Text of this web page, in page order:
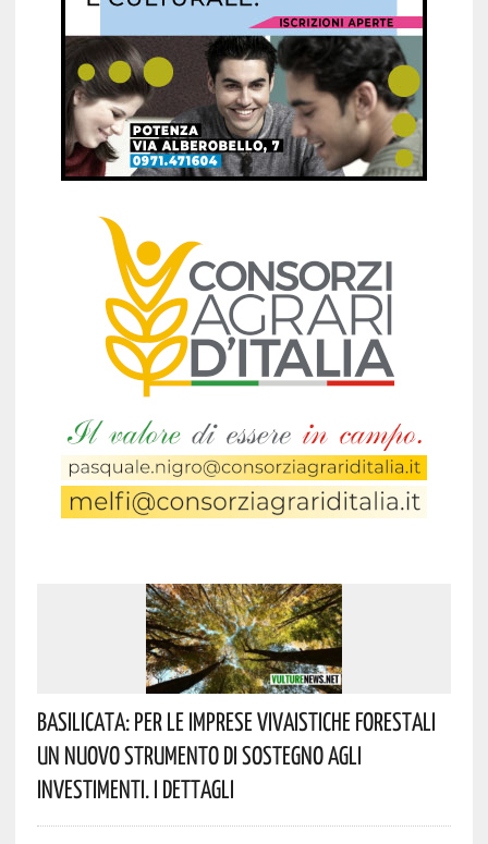
Basilicata: Per Le Imprese Vivaistiche Forestali
Un Nuovo Strumento Di Sostegno Agli
Investimenti. I Dettagli